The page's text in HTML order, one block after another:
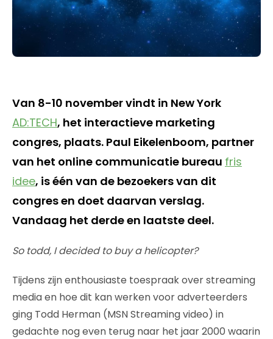
Van 8-10 november vindt in New York
AD:TECH, het interactieve marketing
congres, plaats. Paul Eikelenboom, partner
van het online communicatie bureau fris
idee, is één van de bezoekers van dit
congres en doet daarvan verslag.
Vandaag het derde en laatste deel.
So todd, I decided to buy a helicopter?
Tijdens zijn enthousiaste toespraak over streaming
media en hoe dit kan werken voor adverteerders
ging Todd Herman (MSN Streaming video) in
gedachte nog even terug naar het jaar 2000 waarin